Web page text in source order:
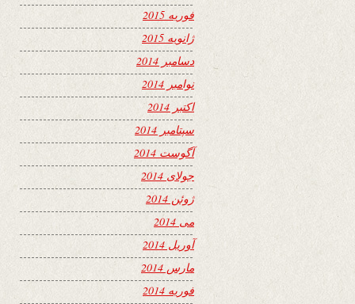
فوریه 2015
ژانویه 2015
دسامبر 2014
نوامبر 2014
اکتبر 2014
سپتامبر 2014
آگوست 2014
جولای 2014
ژوئن 2014
می 2014
آوریل 2014
مارس 2014
فوریه 2014